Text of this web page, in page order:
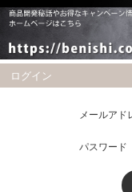
ログイン
メールアド
パスワード